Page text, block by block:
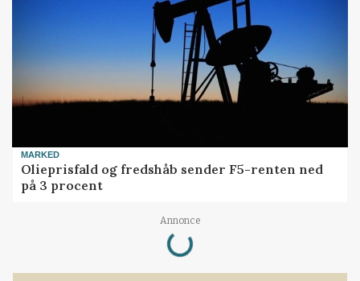
MARKED
Olieprisfald og fredshåb sender F5-renten ned
på 3 procent
Annonce
Loading...